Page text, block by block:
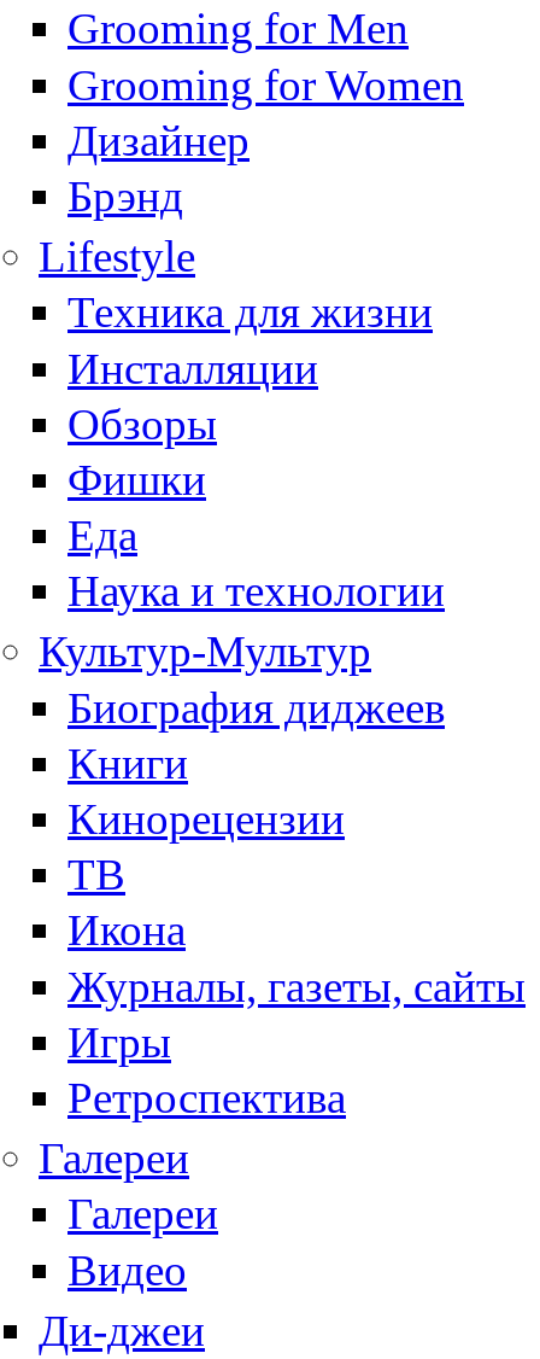
Grooming for Men
Grooming for Women
Дизайнер
Брэнд
Lifestyle
Техника для жизни
Инсталляции
Обзоры
Фишки
Еда
Наука и технологии
Культур-Мультур
Биография диджеев
Книги
Кинорецензии
ТВ
Икона
Журналы, газеты, сайты
Игры
Ретроспектива
Галереи
Галереи
Видео
Ди-джеи